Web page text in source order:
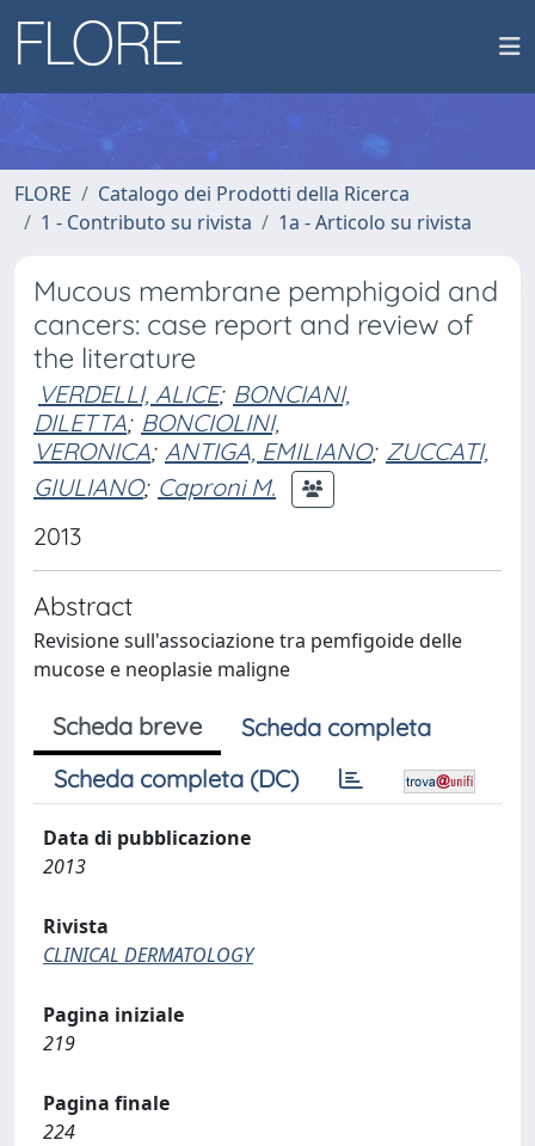
FLORE
Catalogo dei Prodotti della Ricerca
1 - Contributo su rivista
1a - Articolo su rivista
Mucous membrane pemphigoid and
cancers: case report and review of
the literature
VERDELLI, ALICE; BONCIANI,
DILETTA; BONCIOLINI,
VERONICA; ANTIGA, EMILIANO; ZUCCATI,
GIULIANO; Caproni M.
2013
Abstract
Revisione sull'associazione tra pemfigoide delle
mucose e neoplasie maligne
Scheda breve
Scheda completa
Scheda completa (DC)
Data di pubblicazione
2013
Rivista
CLINICAL DERMATOLOGY
Pagina iniziale
219
Pagina finale
224